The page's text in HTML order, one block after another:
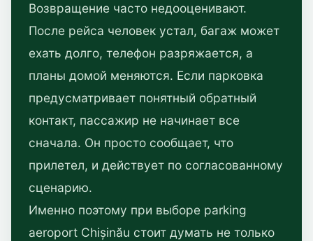
Возвращение часто недооценивают.
После рейса человек устал, багаж может
ехать долго, телефон разряжается, а
планы домой меняются. Если парковка
предусматривает понятный обратный
контакт, пассажир не начинает все
сначала. Он просто сообщает, что
прилетел, и действует по согласованному
сценарию.
Именно поэтому при выборе parking
aeroport Chișinău стоит думать не только